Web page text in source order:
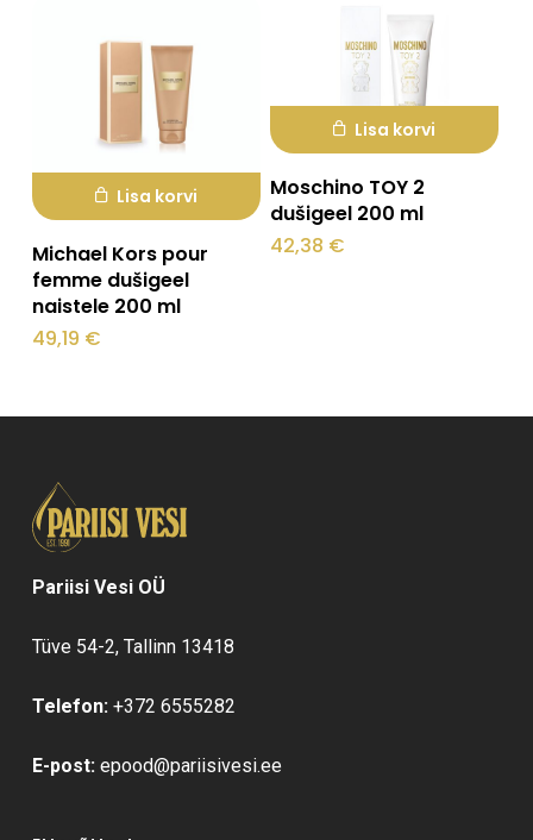
Lisa korvi
Michael Kors pour
femme dušigeel
naistele 200 ml
49,19 €
Lisa korvi
Moschino TOY 2
dušigeel 200 ml
42,38 €
Pariisi Vesi OÜ
Tüve 54-2, Tallinn 13418
Telefon: +372 6555282
E-post: epood@pariisivesi.ee